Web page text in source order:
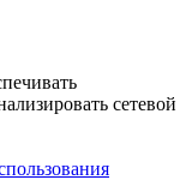
сетевой